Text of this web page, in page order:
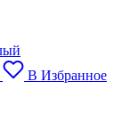
В Избранное